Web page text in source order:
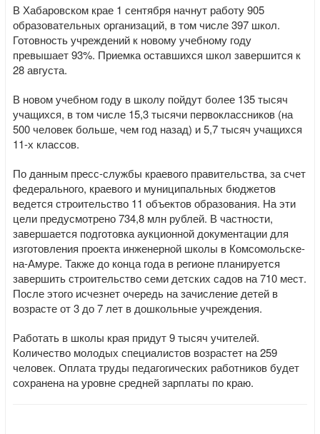
В Хабаровском крае 1 сентября начнут работу 905
образовательных организаций, в том числе 397 школ.
Готовность учреждений к новому учебному году
превышает 93%. Приемка оставшихся школ завершится к
28 августа.
В новом учебном году в школу пойдут более 135 тысяч
учащихся, в том числе 15,3 тысячи первоклассников (на
500 человек больше, чем год назад) и 5,7 тысяч учащихся
11-х классов.
По данным пресс-службы краевого правительства, за счет
федерального, краевого и муниципальных бюджетов
ведется строительство 11 объектов образования. На эти
цели предусмотрено 734,8 млн рублей. В частности,
завершается подготовка аукционной документации для
изготовления проекта инженерной школы в Комсомольске-
на-Амуре. Также до конца года в регионе планируется
завершить строительство семи детских садов на 710 мест.
После этого исчезнет очередь на зачисление детей в
возрасте от 3 до 7 лет в дошкольные учреждения.
Работать в школы края придут 9 тысяч учителей.
Количество молодых специалистов возрастет на 259
человек. Оплата труды педагогических работников будет
сохранена на уровне средней зарплаты по краю.